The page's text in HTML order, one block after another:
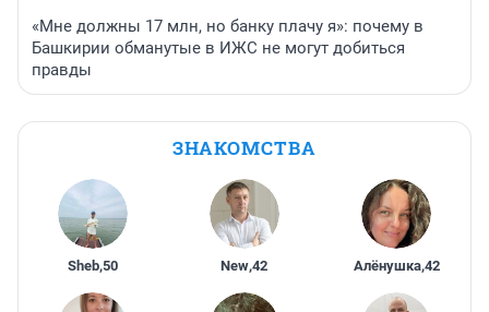
«Мне должны 17 млн, но банку плачу я»: почему в
Башкирии обманутые в ИЖС не могут добиться
правды
ЗНАКОМСТВА
Sheb,50 New,42 Алёнушка,42